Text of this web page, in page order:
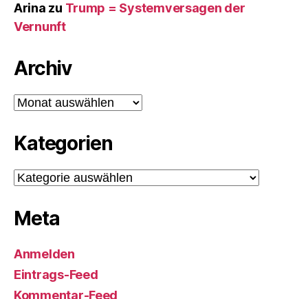
Arina zu Trump = Systemversagen der
Vernunft
Archiv
Archiv
Kategorien
Kategorien
Meta
Anmelden
Eintrags-Feed
Kommentar-Feed